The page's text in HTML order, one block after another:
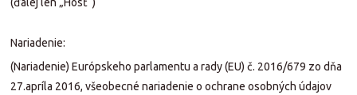
Nariadenie:
(Nariadenie) Európskeho parlamentu a rady (EU) č. 2016/679 zo dňa
27.apríla 2016, všeobecné nariadenie o ochrane osobných údajov